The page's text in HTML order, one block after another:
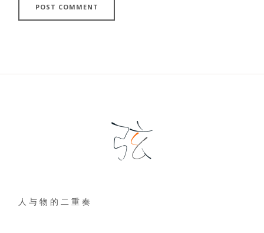
人 与 物 的 二 重 奏